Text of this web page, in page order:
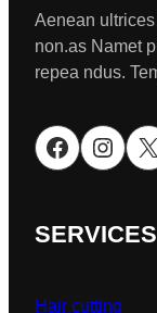
Aenean
non.as Namet
repea ndus.
Facebook Instagram X
SERVICES
Hair cutting